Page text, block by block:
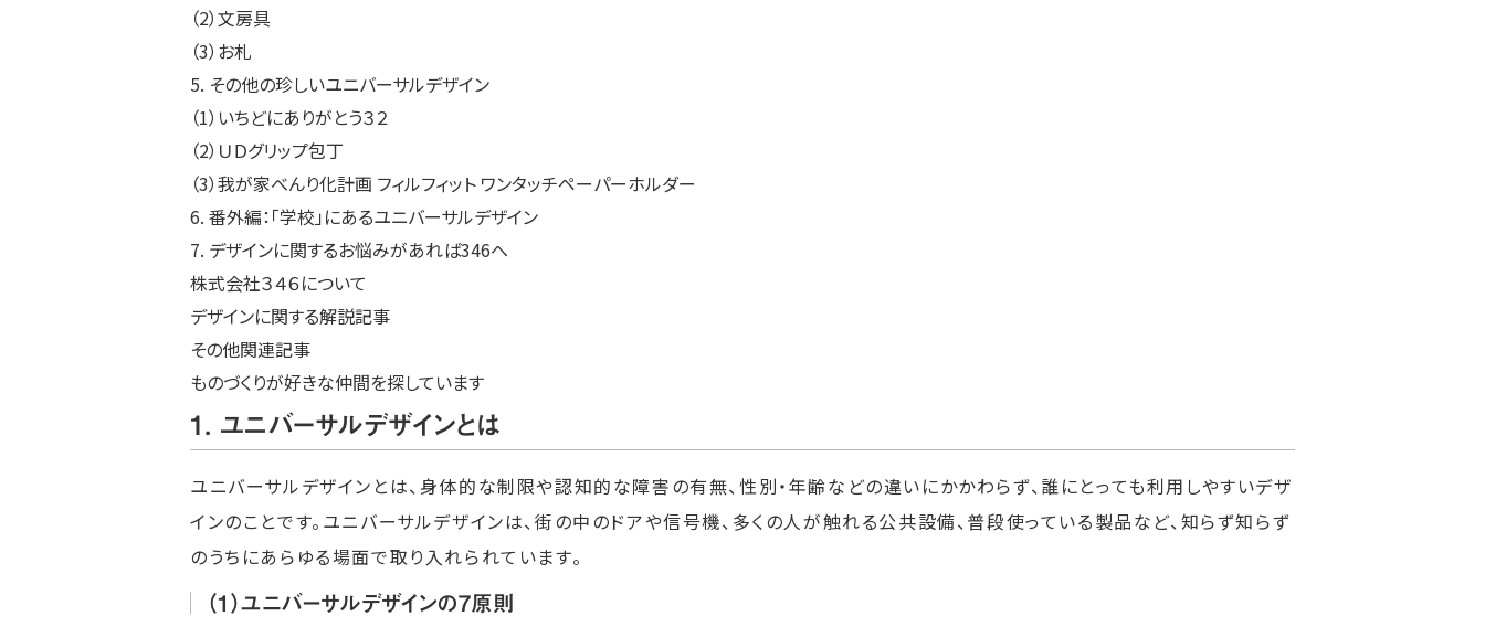
（2）文房具
（3）お札
5. その他の珍しいユニバーサルデザイン
（1）いちどにありがとう３２
（2）ＵＤグリップ包丁
（3）我が家べんり化計画 フィルフィット ワンタッチペーパーホルダー
6. 番外編：「学校」にあるユニバーサルデザイン
7. デザインに関するお悩みがあれば346へ
株式会社３４６について
デザインに関する解説記事
その他関連記事
ものづくりが好きな仲間を探しています
1. ユニバーサルデザインとは
ユニバーサルデザインとは、身体的な制限や認知的な障害の有無、性別・年齢などの違いにかかわらず、誰にとっても利用しやすいデザ
インのことです。ユニバーサルデザインは、街の中のドアや信号機、多くの人が触れる公共設備、普段使っている製品など、知らず知らず
のうちにあらゆる場面で取り入れられています。
（1）ユニバーサルデザインの7原則